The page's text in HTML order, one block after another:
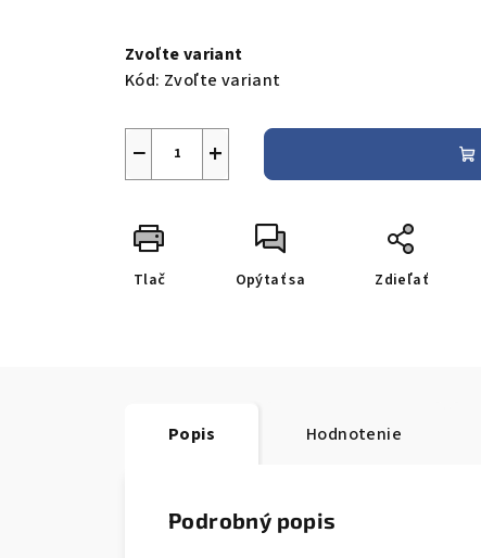
cena:
Zvoľte variant
Kód: Zvoľte variant
+
−
Tlač Opýtať sa Zdieľať
Popis Hodnotenie
Podrobný popis